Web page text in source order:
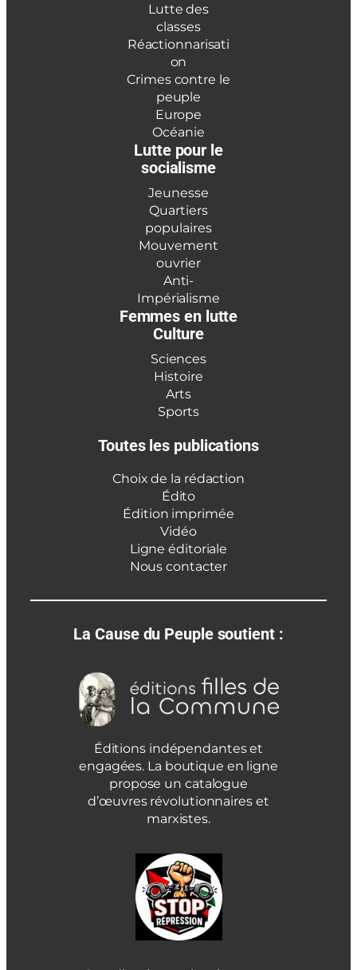
Lutte des
classes
Réactionnarisati
on
Crimes contre le
peuple
Europe
Océanie
Lutte pour le
socialisme
Jeunesse
Quartiers
populaires
Mouvement
ouvrier
Anti-
Impérialisme
Femmes en lutte
Culture
Sciences
Histoire
Arts
Sports
Toutes les publications
Choix de la rédaction
Édito
Édition imprimée
Vidéo
Ligne éditoriale
Nous contacter
La Cause du Peuple soutient :
Éditions indépendantes et
engagées. La boutique en ligne
propose un catalogue
d’œuvres révolutionnaires et
marxistes.